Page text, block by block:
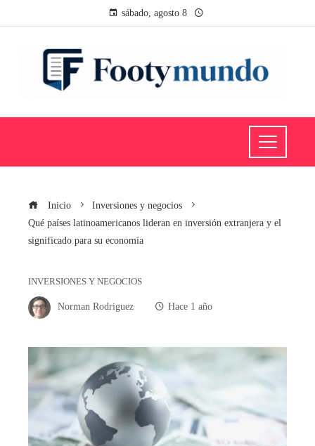
sábado, agosto 8
Inicio
Inversiones y negocios
Qué países latinoamericanos lideran en inversión extranjera y el
significado para su economía
INVERSIONES Y NEGOCIOS
Norman Rodriguez Hace 1 año